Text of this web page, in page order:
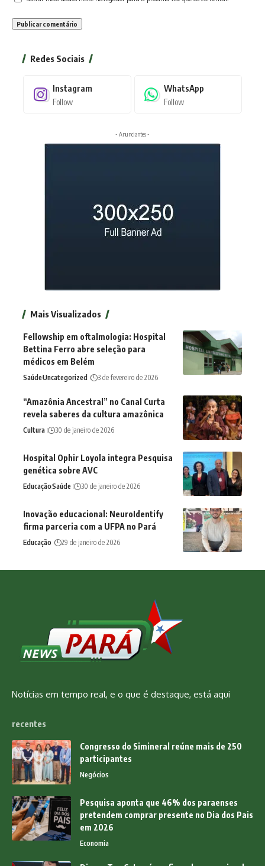
Redes Sociais
Instagram
Follow
WhatsApp
Follow
- Anunciantes -
Mais Visualizados
Fellowship em oftalmologia: Hospital
Bettina Ferro abre seleção para
médicos em Belém
SaúdeUncategorized 3 de fevereiro de 2026
“Amazônia Ancestral” no Canal Curta
revela saberes da cultura amazônica
Cultura 30 de janeiro de 2026
Hospital Ophir Loyola integra Pesquisa
genética sobre AVC
EducaçãoSaúde 30 de janeiro de 2026
Inovação educacional: NeuroIdentify
firma parceria com a UFPA no Pará
Educação 29 de janeiro de 2026
Notícias em tempo real, e o que é destaque, está aqui
recentes
Congresso do Simineral reúne mais de 250
participantes
Negócios
Pesquisa aponta que 46% dos paraenses
pretendem comprar presente no Dia dos Pais
em 2026
Economia